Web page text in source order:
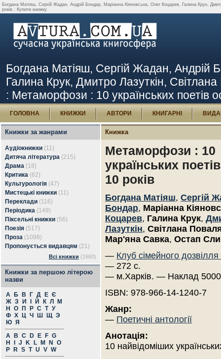
Богдана Матіяш, Сергій Жадан, Андрій Бондар, Маріанна Кіяновська, Олег Коцарев, Галина Крук,
років : Купити книжку.
Богдана Матіяш, Сергій Жадан, Андрій
Галина Крук, Дмитро Лазуткін,
: Метаморфози : 10 українських поетів
ГОЛОВНА КНИЖКИ АВТОРИ КНИГАРНІ
Книжки за жанрами
Аудіокнижки (11)
Дитяча література (215)
Драма (18)
Критика (62)
Культурологія (47)
Мистецькі книжки (11)
Переклади (116)
Періодика (149)
Піксельні книжки (56)
Поезія (517)
Проза (1098)
Пропонується видавцям (21)
Всі книжки (1660)
Книжки за першою літерою
назви
А Б В Г Д Е Є
Ж З И Й К Л
М
Н
О П Р С Т У
Ф Х Ц Ч Ш Щ Э
Ю Я
A
B C D E F G
H
J K L M N
O
P
R S T U V W
Книжка
Метаморфози : 10
українських
10 років
Богдана Матіяш, Сергій
Бондар, Маріанна
Коцарев, Галина Крук,
Лазуткін, Світлана
Мар'яна Савка, Остап
— Клуб сімейного
— 272 с.
— м.Харків. — Наклад
ISBN: 978-966-14-1240-7
Жанр:
— Поетичні антології
Анотація:
10 найвідоміших